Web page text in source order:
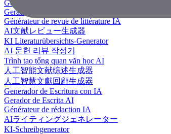
Generador de revisión literaria con IA
Gerador de Revisão de Literatura em IA
Générateur de revue de littérature IA
AI文献レビュー生成器
KI Literaturübersichts-Generator
AI 문헌 리뷰 작성기
Trình tạo tổng quan văn học AI
人工智能文献综述生成器
人工智慧文獻回顧生成器
Generador de Escritura con IA
Gerador de Escrita AI
Générateur de rédaction IA
AIライティングジェネレーター
KI-Schreibgenerator